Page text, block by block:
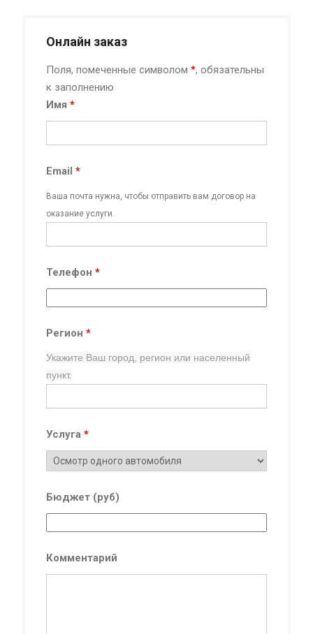
Онлайн заказ
Поля, помеченные символом *, обязательны
к заполнению
Имя *
Email *
Ваша почта нужна, чтобы отправить вам договор на
оказание услуги.
Телефон *
Регион *
Укажите Ваш город, регион или населенный
пункт.
Услуга *
Бюджет (руб)
Комментарий